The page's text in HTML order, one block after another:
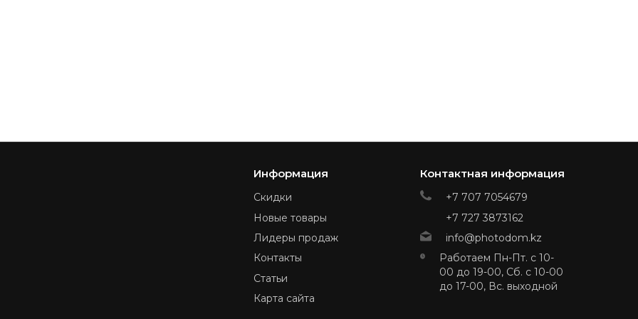
Информация
Скидки
Новые товары
Лидеры продаж
Контакты
Статьи
Карта сайта
Контактная информация
+7 707 7054679
+7 727 3873162
info@photodom.kz
Работаем Пн-Пт. с 10-
00 до 19-00, Сб. с 10-00
до 17-00, Вс. выходной